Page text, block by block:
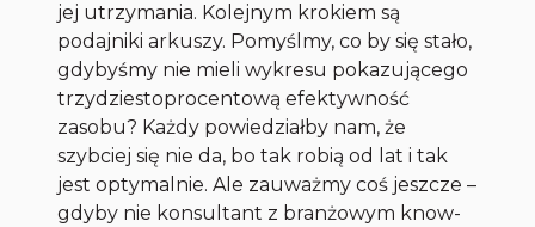
jej utrzymania. Kolejnym krokiem są
podajniki arkuszy. Pomyślmy, co by się stało,
gdybyśmy nie mieli wykresu pokazującego
trzydziestoprocentową efektywność
zasobu? Każdy powiedziałby nam, że
szybciej się nie da, bo tak robią od lat i tak
jest optymalnie. Ale zauważmy coś jeszcze –
gdyby nie konsultant z branżowym know-